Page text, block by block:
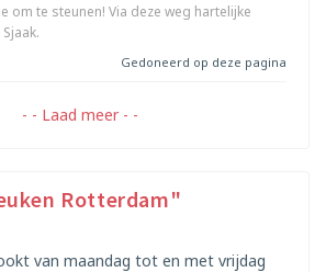
om te steunen! Via deze weg hartelijke
Gedoneerd op deze pagina
- - Laad meer - -
Rotterdam"
van maandag tot en met vrijdag